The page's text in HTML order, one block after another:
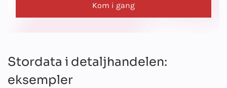
Kom i gang
Stordata i detaljhandelen:
eksempler